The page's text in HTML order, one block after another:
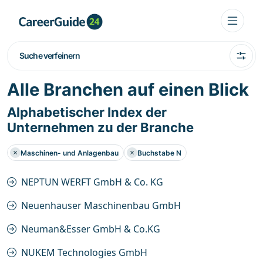
Suche verfeinern
Alle Branchen auf einen Blick
Alphabetischer Index der
Unternehmen zu der Branche
Maschinen- und Anlagenbau Buchstabe N
NEPTUN WERFT GmbH & Co. KG
Neuenhauser Maschinenbau GmbH
Neuman&Esser GmbH & Co.KG
NUKEM Technologies GmbH